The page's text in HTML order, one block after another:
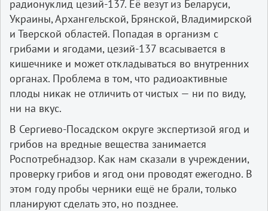
радионуклид цезий-137. Её везут из Беларуси,
Украины, Архангельской, Брянской, Владимирской
и Тверской областей. Попадая в организм с
грибами и ягодами, цезий-137 всасывается в
кишечнике и может откладываться во внутренних
органах. Проблема в том, что радиоактивные
плоды никак не отличить от чистых — ни по виду,
ни на вкус.
В Сергиево-Посадском округе экспертизой ягод и
грибов на вредные вещества занимается
Роспотребнадзор. Как нам сказали в учреждении,
проверку грибов и ягод они проводят ежегодно. В
этом году пробы черники ещё не брали, только
планируют сделать это, но позднее.